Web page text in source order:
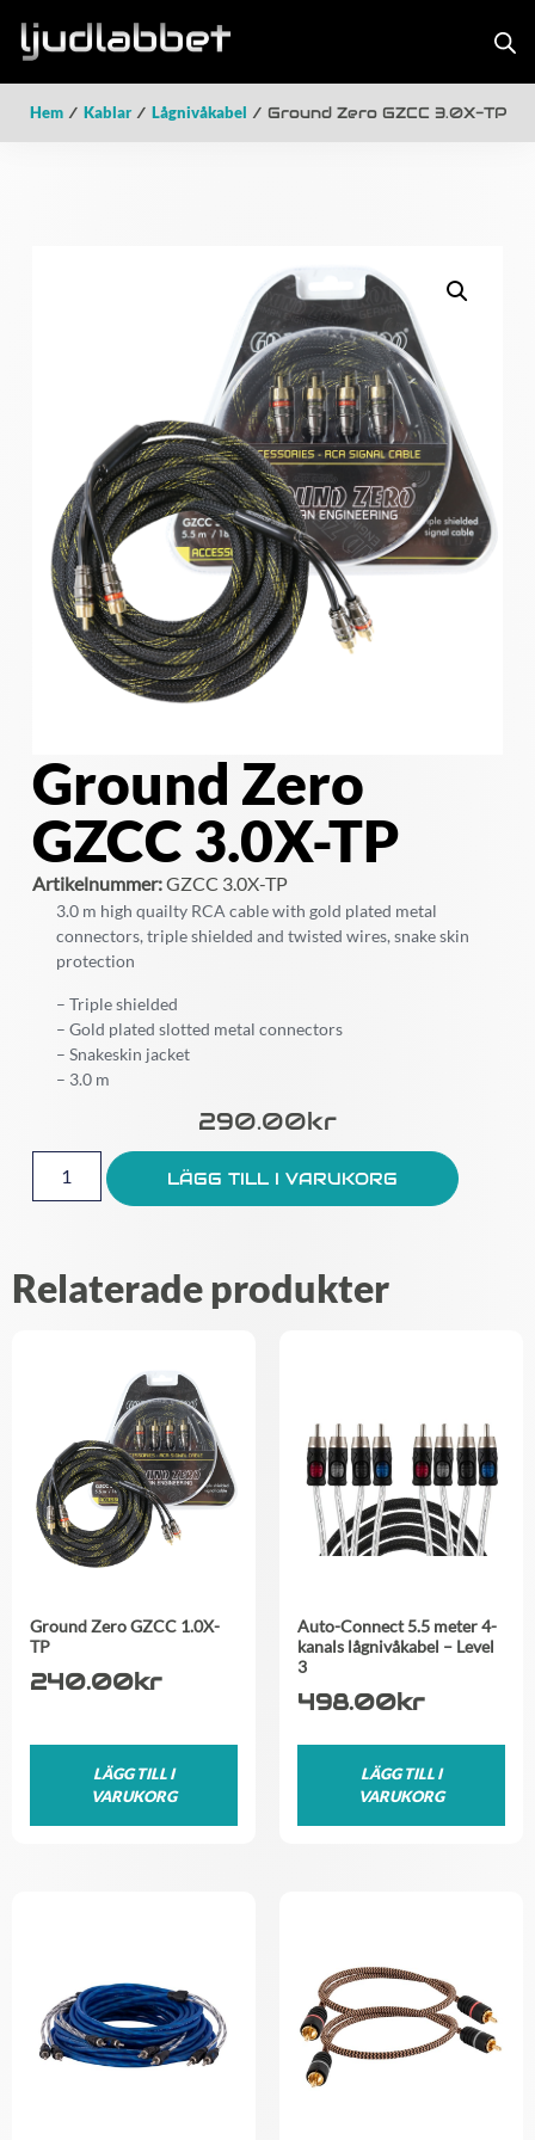
Hem/ Kablar/ Lågnivåkabel / Ground Zero GZCC 3.0X-TP
Ground Zero
GZCC 3.0X-TP
Artikelnummer:GZCC 3.0X-TP
3.0 m high quailty RCA cable with gold plated metal
connectors, triple shielded and twisted wires, snake skin
protection
– Triple shielded
– Gold plated slotted metal connectors
– Snakeskin jacket
– 3.0 m
290.00Kr
LÄGG TILL I VARUKORG
Relaterade produkter
Ground Zero GZCC 1.0X-
TP
240.00kr
LÄGG TILL I
VARUKORG
Auto-Connect 5.5 meter 4-
kanals lågnivåkabel – Level
3
498.00kr
LÄGG TILL I
VARUKORG